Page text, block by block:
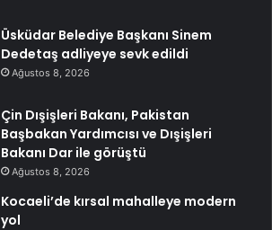
Üsküdar Belediye Başkanı Sinem
Dedetaş adliyeye sevk edildi
Ağustos 8, 2026
Çin Dışişleri Bakanı, Pakistan
Başbakan Yardımcısı ve Dışişleri
Bakanı Dar ile görüştü
Ağustos 8, 2026
Kocaeli’de kırsal mahalleye modern
yol